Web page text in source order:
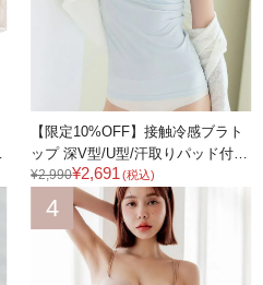
【限定10%OFF】接触冷感ブラト
ップ 深V型/U型/汗取りパッド付き
選べる3タイプ《BRAmone Basic
Volume+》
¥2,990¥2,691 (税込)
4